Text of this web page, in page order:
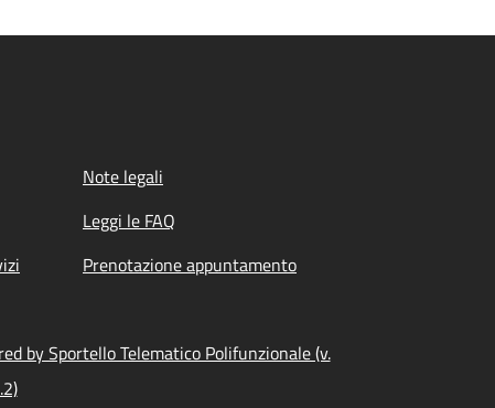
Note legali
Leggi le FAQ
Prenotazione appuntamento
by Sportello Telematico Polifunzionale (v.